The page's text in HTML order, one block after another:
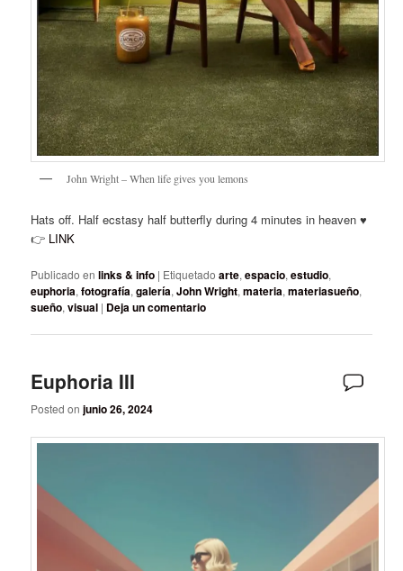
John Wright – When life gives you lemons
Hats off. Half ecstasy half butterfly during 4 minutes in heaven ♥️
👉 LINK
Publicado en links & info | Etiquetado arte,espacio,estudio,
euphoria,fotografía,galería,John Wright,materia,materiasueño,
sueño,visual | Deja un comentario
Euphoria III
Posted onjunio 26, 2024